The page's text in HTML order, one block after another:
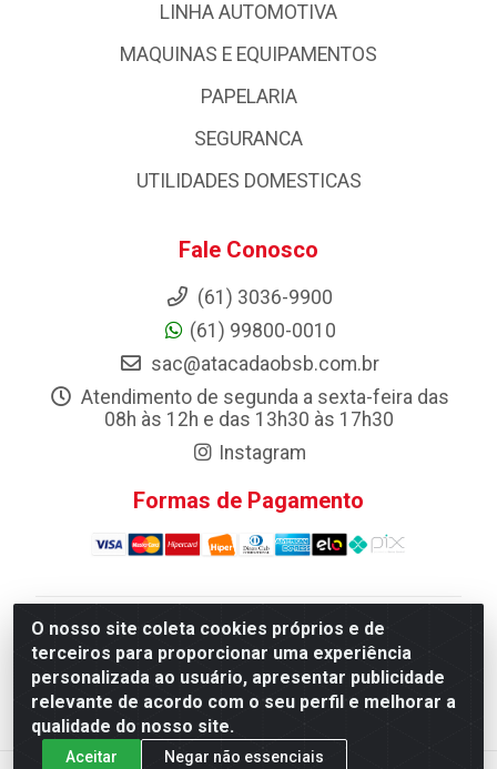
O nosso site coleta cookies próprios e de
terceiros para proporcionar uma experiência
personalizada ao usuário, apresentar publicidade
relevante de acordo com o seu perfil e melhorar a
qualidade do nosso site.
Aceitar Negar não essenciais
LINHA AUTOMOTIVA
MAQUINAS E EQUIPAMENTOS
PAPELARIA
SEGURANCA
UTILIDADES DOMESTICAS
Fale Conosco
(61) 3036-9900
(61) 99800-0010
sac@atacadaobsb.com.br
Atendimento de segunda a sexta-feira das
08h às 12h e das 13h30 às 17h30
Instagram
Formas de Pagamento
Atacadao da Limpeza F. Pereira Queiroz Comercio e
Distribuicao LTDA - Quadra Qi 10 Lotes 39 e, 41 - Setor
Industrial (Taguatinga), Brasília/DF - CEP 72.135-100 -
CNPJ 13.184.675/0001-80